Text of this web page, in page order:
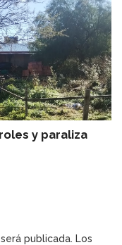
y paraliza
publicada. Los